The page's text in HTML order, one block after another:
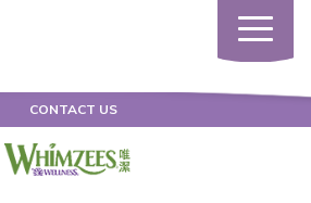
Toggle
CONTACT US